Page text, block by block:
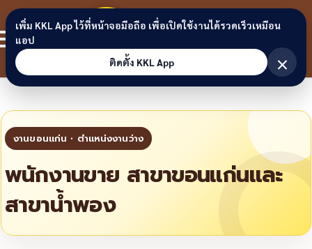
Skip to content
ขอนแก่น
ลิงก์
พนักงานขาย สาขาขอนแก่นและ
สาขาน้ำพอง
เพิ่ม KKL App ไว้ที่หน้าจอมือถือ เพื่อเปิดใช้งานได้รวดเร็วเหมือน
แอป
ติดตั้ง KKL App
×